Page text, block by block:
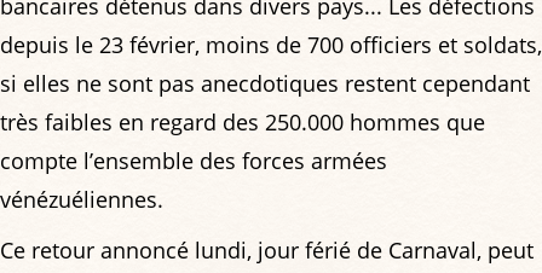
bancaires détenus dans divers pays... Les défections
depuis le 23 février, moins de 700 officiers et soldats,
si elles ne sont pas anecdotiques restent cependant
très faibles en regard des 250.000 hommes que
compte l’ensemble des forces armées
vénézuéliennes.
Ce retour annoncé lundi, jour férié de Carnaval, peut